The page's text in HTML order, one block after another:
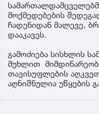
მოქმედებების
ჩადენიდან მალევე,
დააკავეს.
გამოძიება სისხლის
მუხლით
თავისუფლების
აღნიშნულია უწყების